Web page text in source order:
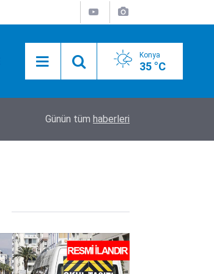
Konya
35 °C
Konya’da eğlence mekanında kanlı gece! 1 kişi
Günün tüm haberleri